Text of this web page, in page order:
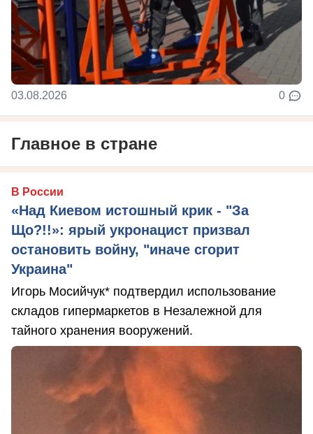
03.08.2026 0
Главное в стране
В России
«Над Киевом истошный крик - "За
Що?!!»: ярый укронацист призвал
остановить войну, "иначе сгорит
Украина"
Игорь Мосийчук* подтвердил использование
складов гипермаркетов в Незалежной для
тайного хранения вооружений.